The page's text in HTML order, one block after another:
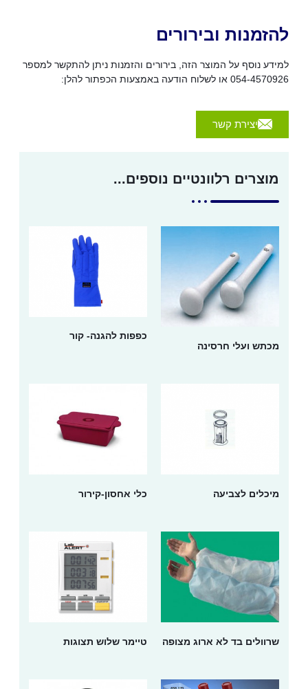
להזמנות ובירורים
למידע נוסף על המוצר הזה, בירורים והזמנות ניתן להתקשר למספר
054-4570926 או לשלוח הודעה באמצעות הכפתור להלן:
יצירת קשר
מוצרים רלוונטיים נוספים...
מכתש ועלי חרסינה
כפפות להגנה- קור
מיכלים לצביעה כלי אחסון-קירור
שרוולים בד לא ארוג מצופה טיימר שלוש תצוגות